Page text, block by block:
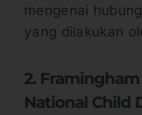
mengenai
yang dilakukan
2.
National Child